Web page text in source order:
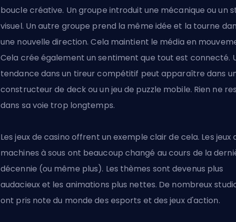
boucle créative. Un groupe introduit une mécanique ou un
visuel. Un autre groupe prend la même idée et la tourne
une nouvelle direction. Cela maintient le média en
Cela crée également un sentiment que tout est connecté.
tendance dans un tireur compétitif peut apparaître dans
constructeur de deck ou un jeu de puzzle mobile. Rien ne
dans sa voie trop longtemps.
Les jeux de casino offrent un exemple clair de cela. Les jeux
machines à sous ont beaucoup changé au cours de la
décennie (ou même plus). Les thèmes sont devenus plus
audacieux et les animations plus nettes. De nombreux
ont pris note du monde des esports et des jeux d'action.